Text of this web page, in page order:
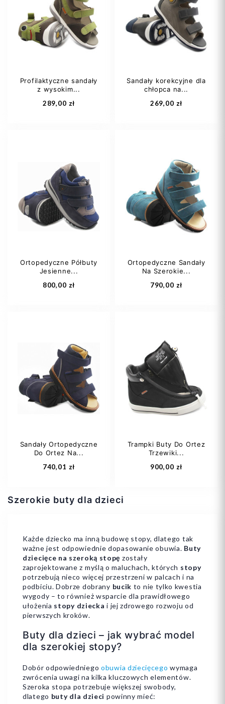
Szerokie buty dla dzieci
Każde dziecko ma inną budowę stopy, dlatego tak
ważne jest odpowiednie dopasowanie obuwia. Buty
dziecięce na szeroką stopę zostały
zaprojektowane z myślą o maluchach, których stopy
potrzebują nieco więcej przestrzeni w palcach i na
podbiciu. Dobrze dobrany bucik to nie tylko kwestia
wygody – to również wsparcie dla prawidłowego
ułożenia stopy dziecka i jej zdrowego rozwoju od
pierwszych kroków.
Buty dla dzieci – jak wybrać model
dla szerokiej stopy?
Dobór odpowiedniego obuwia dziecięcego wymaga
zwrócenia uwagi na kilka kluczowych elementów.
Szeroka stopa potrzebuje większej swobody,
dlatego buty dla dzieci powinny mieć:
28
29
30
31 +1
Dodaj do koszyka
25
26
29
30
Dodaj do koszyka
Profilaktyczne sandały
z wysokim...
289,00 zł
24
25
26
27 +2
Dodaj do koszyka
Sandały korekcyjne dla
chłopca na...
269,00 zł
25 26
27
28
29 +2
Dodaj do koszyka
Ortopedyczne Półbuty
Jesienne...
800,00 zł
31
33
34
35 +2
Dodaj do koszyka
Ortopedyczne Sandały
Na Szerokie...
790,00 zł
34 35
Dodaj do koszyka
Sandały Ortopedyczne
Do Ortez Na...
740,01 zł
24 25
26
27
28 +6
Dodaj do koszyka
Trampki Buty Do Ortez
Trzewiki...
900,00 zł
30 32
33
34
Dodaj do koszyka